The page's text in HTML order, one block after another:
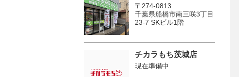
〒274-0813
千葉県船橋市南三咲3丁目
23-7 SKビル1階
チカラもち茨城店
現在準備中